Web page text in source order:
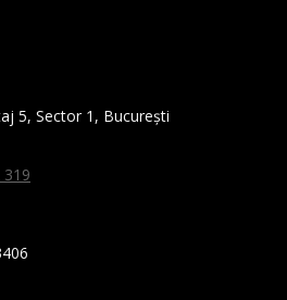
5, Sector 1, București
319